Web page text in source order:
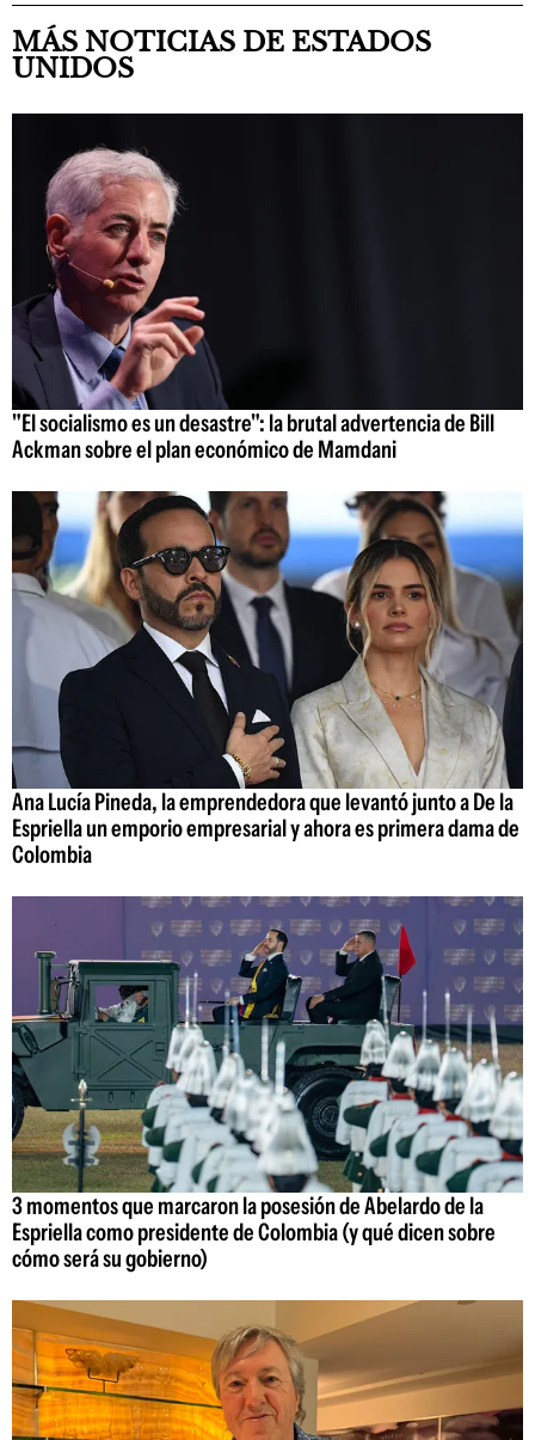
MÁS NOTICIAS DE ESTADOS
UNIDOS
"El socialismo es un desastre": la brutal advertencia de Bill
Ackman sobre el plan económico de Mamdani
Ana Lucía Pineda, la emprendedora que levantó junto a De la
Espriella un emporio empresarial y ahora es primera dama de
Colombia
3 momentos que marcaron la posesión de Abelardo de la
Espriella como presidente de Colombia (y qué dicen sobre
cómo será su gobierno)